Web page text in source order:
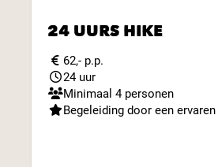
24 UURS HIKE
62,- p.p.
24 uur
Minimaal 4 personen
Begeleiding door een